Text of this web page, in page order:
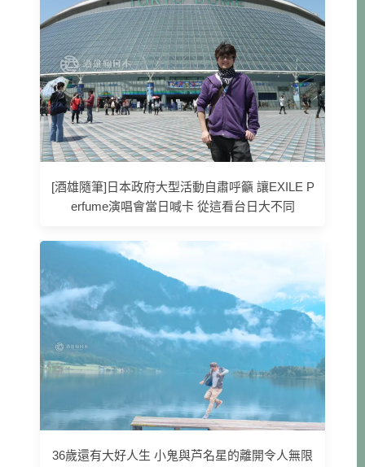
[酒雄隨筆]日本政府大型活動自肅呼籲 讓EXILE P
erfume演唱會當日喊卡 從這看台日大不同
36歲還有大好人生 小鬼與芦名星的離開令人無限